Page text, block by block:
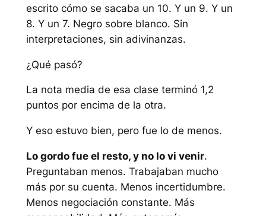
escrito cómo se sacaba un 10. Y un 9. Y un
8. Y un 7. Negro sobre blanco. Sin
interpretaciones, sin adivinanzas.
¿Qué pasó?
La nota media de esa clase terminó 1,2
puntos por encima de la otra.
Y eso estuvo bien, pero fue lo de menos.
Lo gordo fue el resto, y no lo vi venir.
Preguntaban menos. Trabajaban mucho
más por su cuenta. Menos incertidumbre.
Menos negociación constante. Más